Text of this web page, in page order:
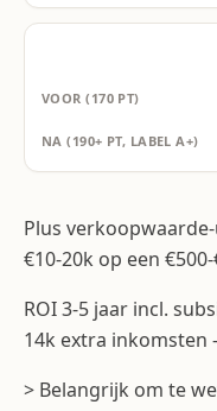
Plus
€10-20k op een
ROI 3-5 jaar incl.
14k extra inkomsten
> Belangrijk om te